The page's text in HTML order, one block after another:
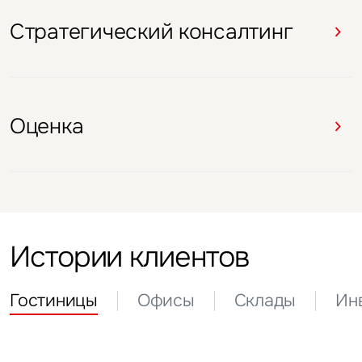
Стратегический консалтинг
Оценка
Истории клиентов
Гостиницы Офисы Склады